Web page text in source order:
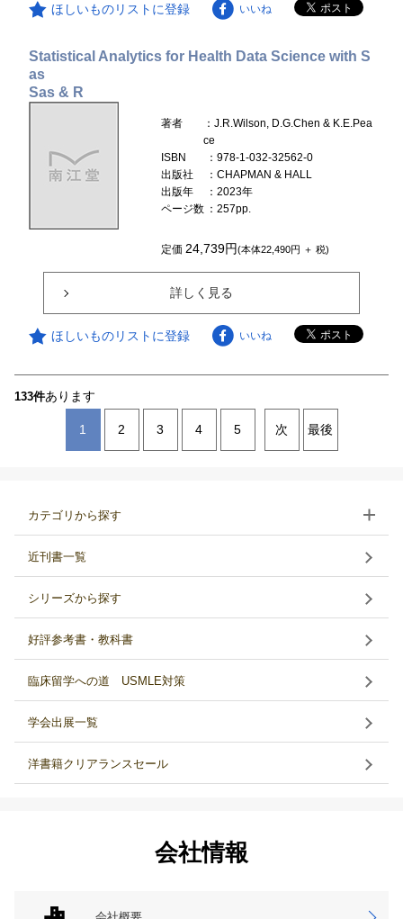
ほしいものリストに登録 いいね
Statistical Analytics for Health Data Science with S
as
Sas & R
著者
：J.R.Wilson, D.G.Chen & K.E.Pea
ce
ISBN
：978-1-032-32562-0
出版社
：CHAPMAN & HALL
出版年
：2023年
ページ数 ：257pp.
定価24,739円(本体22,490円 ＋ 税)
詳しく見る
ほしいものリストに登録 いいね
133件あります
1 2 3 4 5 次 最後
カテゴリから探す
近刊書一覧
シリーズから探す
好評参考書・教科書
臨床留学への道 USMLE対策
学会出展一覧
洋書籍クリアランスセール
会社情報